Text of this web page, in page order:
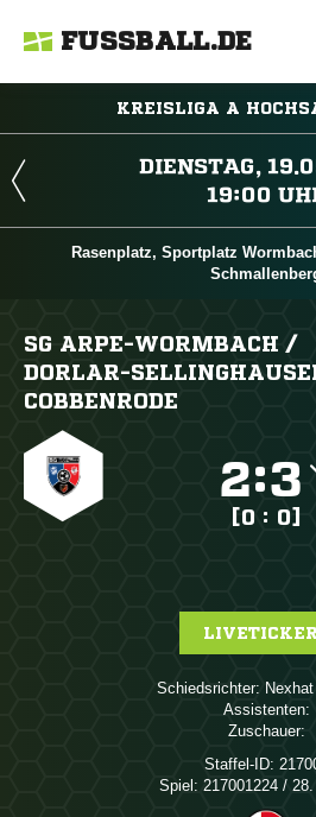
FUSSBALL.DE
KREISLIGA A


Rasenplatz, Sportplatz
SG ARPE-WORMBACH /​
DORLAR-
COBBENRODE
:
[0 : 0]
Schiedsrichter:
Assistenten:
Zuschauer:
Staffel-ID:
Spiel: 217001224 /